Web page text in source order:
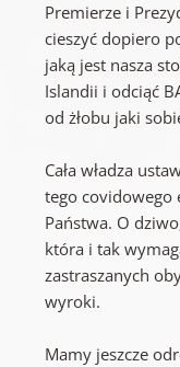
Premierze i
cieszyć dopiero
jaką jest nasza
Islandii i odciąć
od żłobu jaki
Cała władza
tego covidowego
Państwa. O
która i tak
zastraszanych
wyroki.
Mamy jeszcze